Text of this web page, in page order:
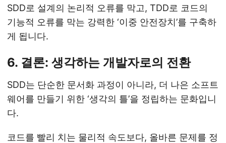
SDD로 설계의 논리적 오류를 막고, TDD로 코드의
기능적 오류를 막는 강력한 ‘이중 안전장치’를 구축하
게 됩니다.
6. 결론: 생각하는 개발자로의 전환
SDD는 단순한 문서화 과정이 아니라, 더 나은 소프트
웨어를 만들기 위한 ‘생각의 틀’을 정립하는 문화입니
다.
코드를 빨리 치는 물리적 속도보다, 올바른 문제를 정